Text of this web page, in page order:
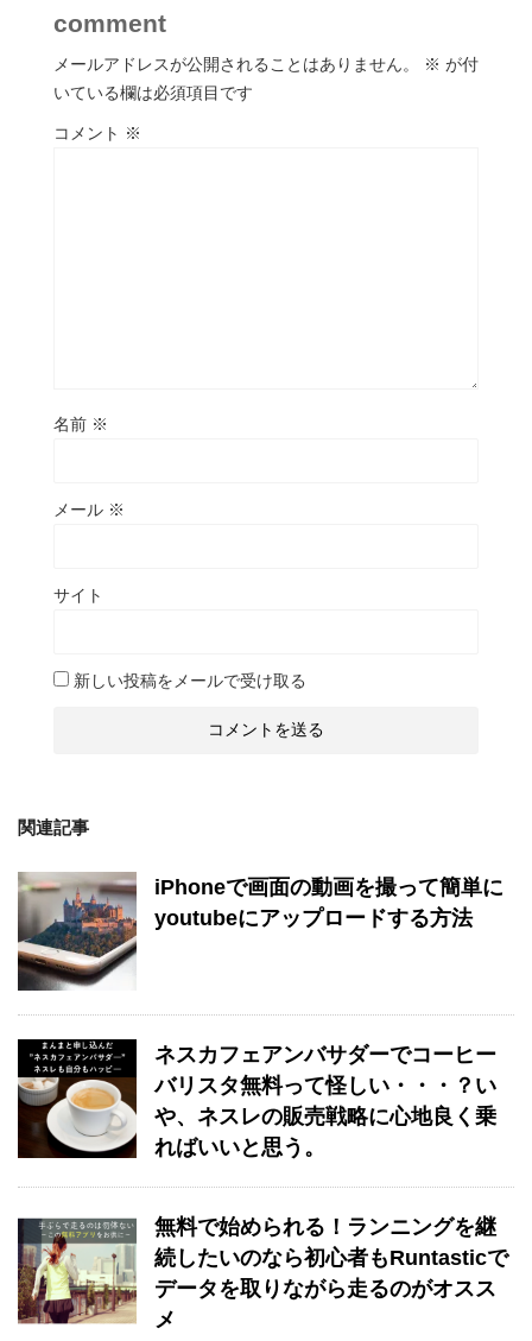
comment
メールアドレスが公開されることはありません。 ※ が付
いている欄は必須項目です
コメント ※
名前 ※
メール ※
サイト
新しい投稿をメールで受け取る
関連記事
iPhoneで画面の動画を撮って簡単に
youtubeにアップロードする方法
ネスカフェアンバサダーでコーヒー
バリスタ無料って怪しい・・・？い
や、ネスレの販売戦略に心地良く乗
ればいいと思う。
無料で始められる！ランニングを継
続したいのなら初心者もRuntasticで
データを取りながら走るのがオスス
メ